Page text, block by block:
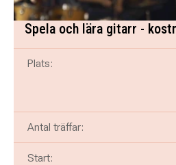
Spela och lära gitarr -
Plats:
Antal träffar:
Start: